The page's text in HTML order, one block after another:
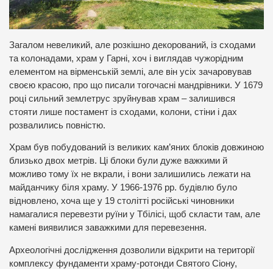
Загалом невеликий, але розкішно декорований, із сходами
та колонадами, храм у Гарні, хоч і виглядав чужорідним
елементом на вірменській землі, але він усіх зачаровував
своєю красою, про що писали тогочасні мандрівники. У 1679
році сильний землетрус зруйнував храм – залишився
стояти лише постамент із сходами, колони, стіни і дах
розвалились повністю.
Храм був побудований із великих кам’яних блоків довжиною
близько двох метрів. Ці блоки були дуже важкими й
можливо тому їх не вкрали, і вони залишились лежати на
майданчику біля храму. У 1966-1976 рр. будівлю було
відновлено, хоча ще у 19 столітті російські чиновники
намагалися перевезти руїни у Тбілісі, щоб скласти там, але
камені виявилися заважкими для перевезення.
Археологічні дослідження дозволили відкрити на території
комплексу фундаменти храму-ротонди Святого Сіону,